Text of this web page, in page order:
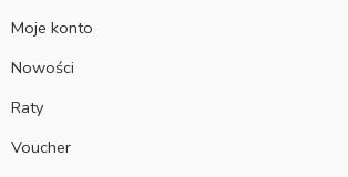
Moje konto
Nowości
Raty
Voucher